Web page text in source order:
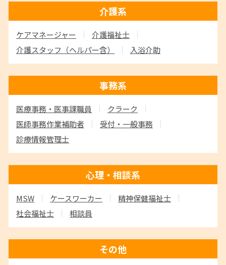
介護系
ケアマネージャー
介護福祉士
介護スタッフ （ヘルパー含） 入浴介助
事務系
医療事務・医事課職員
クラーク
医師事務作業補助者
受付・一般事務
診療情報管理士
心理・相談系
MSW ケースワーカー
精神保健福祉士
社会福祉士
相談員
その他